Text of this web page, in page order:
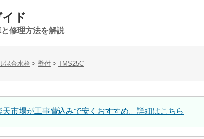
ド
修理方法を解説
混合水栓 > 壁付 > TMS25C
天市場が工事費込みで安くおすすめ。詳細はこちら